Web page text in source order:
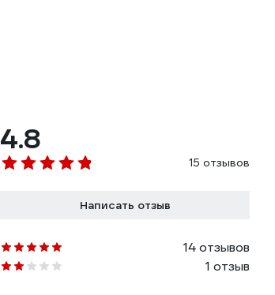
4.8
15 отзывов
Написать отзыв
14 отзывов
1 отзыв